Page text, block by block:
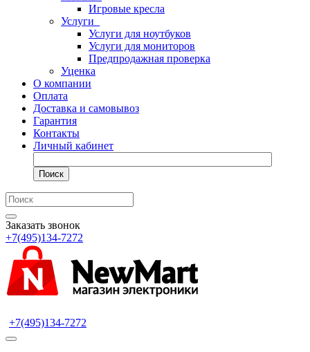
Игровые кресла
Услуги
Услуги для ноутбуков
Услуги для мониторов
Предпродажная проверка
Уценка
О компании
Оплата
Доставка и самовывоз
Гарантия
Контакты
Личный кабинет
Поиск
Заказать звонок
+7(495)134-7272
+7(495)134-7272